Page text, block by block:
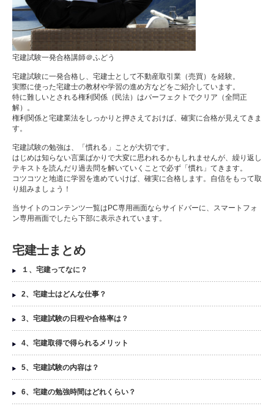
宅建試験一発合格講師＠ふどう
宅建試験に一発合格し、宅建士として不動産取引業（売買）を経験。
実際に使った宅建士の教材や学習の進め方などをご紹介しています。
特に難しいとされる権利関係（民法）はパーフェクトでクリア（全問正
解）。
権利関係と宅建業法をしっかりと押さえておけば、確実に合格が見えてきま
す。
宅建試験の勉強は、「慣れる」ことが大切です。
はじめは知らない言葉ばかりで大変に思われるかもしれませんが、繰り返し
テキストを読んだり過去問を解いていくことで必ず「慣れ」てきます。
コツコツと地道に学習を進めていけば、確実に合格します。自信をもって取
り組みましょう！
当サイトのコンテンツ一覧はPC専用画面ならサイドバーに、スマートフォ
ン専用画面でしたら下部に表示されています。
宅建士まとめ
１、宅建ってなに？
2、宅建士はどんな仕事？
3、宅建試験の日程や合格率は？
4、宅建取得で得られるメリット
5、宅建試験の内容は？
6、宅建の勉強時間はどれくらい？